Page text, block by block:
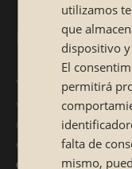
Ya hemos hablado
wakame, que
cuerpo contra el daño
especialmente
crónicas y el
utilizamos
que
dispositivo
El
permitirá
falta de
mismo,